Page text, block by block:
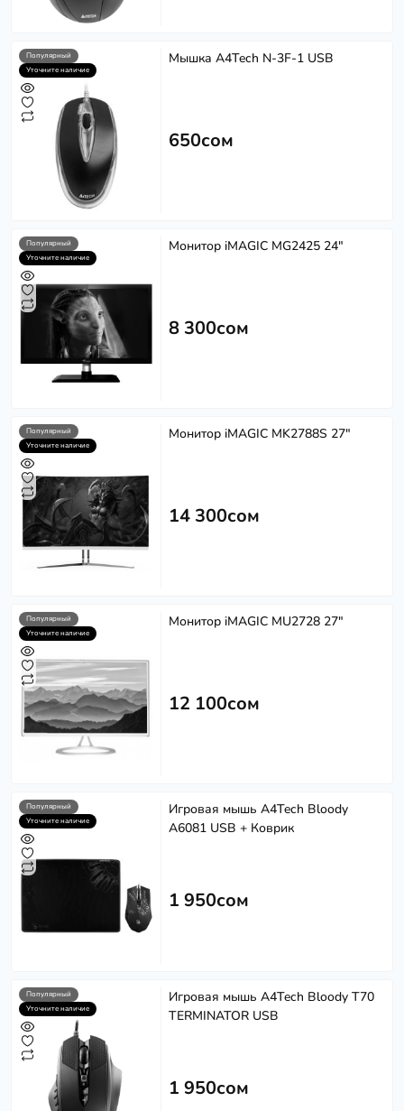
Популярный
Уточните наличие
Мышка A4Tech N-3F-1 USB
650сом
Популярный
Уточните наличие
Монитор iMAGIC MG2425 24"
8 300сом
Популярный
Уточните наличие
Монитор iMAGIC MK2788S 27"
14 300сом
Популярный
Уточните наличие
Монитор iMAGIC MU2728 27"
12 100сом
Популярный
Уточните наличие
Игровая мышь A4Tech Bloody
A6081 USB + Коврик
1 950сом
Популярный
Уточните наличие
Игровая мышь A4Tech Bloody T70
TERMINATOR USB
1 950сом